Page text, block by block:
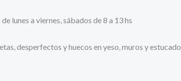
lunes a viernes, sábados de 8 a 13 hs
desperfectos y huecos en yeso, muros y estucado